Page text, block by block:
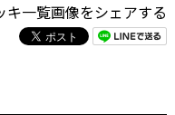
キ一覧画像をシェアする